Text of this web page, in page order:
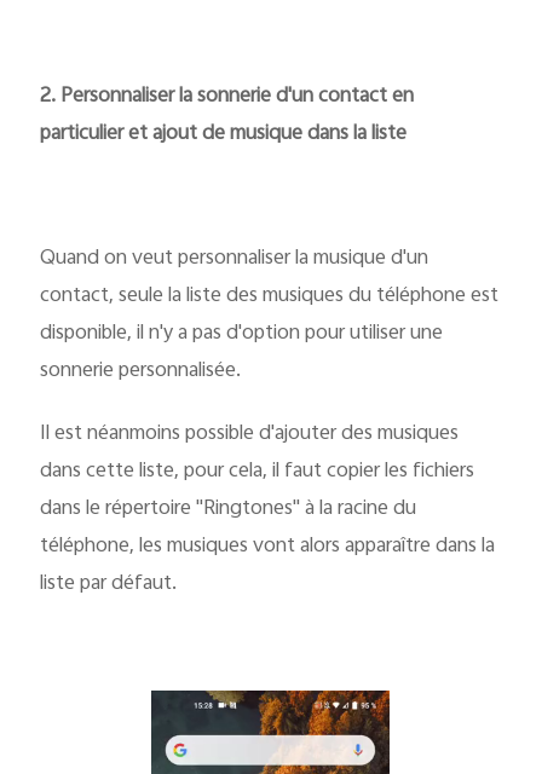
2. Personnaliser la sonnerie d'un contact en
particulier et ajout de musique dans la liste
Quand on veut personnaliser la musique d'un
contact, seule la liste des musiques du téléphone est
disponible, il n'y a pas d'option pour utiliser une
sonnerie personnalisée.
Il est néanmoins possible d'ajouter des musiques
dans cette liste, pour cela, il faut copier les fichiers
dans le répertoire "Ringtones" à la racine du
téléphone, les musiques vont alors apparaître dans la
liste par défaut.